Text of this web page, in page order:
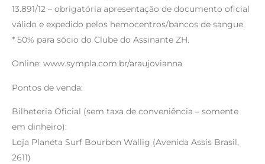
13.891/12 – obrigatória apresentação de documento oficial
válido e expedido pelos hemocentros/bancos de sangue.
* 50% para sócio do Clube do Assinante ZH.
Online: www.sympla.com.br/araujovianna
Pontos de venda:
Bilheteria Oficial (sem taxa de conveniência – somente
em dinheiro):
Loja Planeta Surf Bourbon Wallig (Avenida Assis Brasil,
2611)